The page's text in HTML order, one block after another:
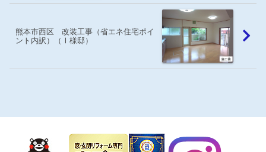
熊本市西区 改装工事（省エネ住宅ポイ
ント内訳）（Ⅰ様邸）